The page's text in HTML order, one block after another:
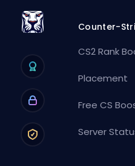
Counter-
CS2 Rank
Placement
Free CS
Server